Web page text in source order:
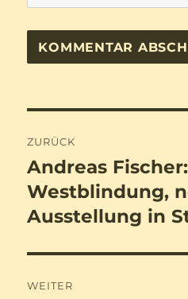
ZURÜCK
Vorheriger
Beitrag:
Andreas Fischer:
Westblindung,
Ausstellung in
WEITER